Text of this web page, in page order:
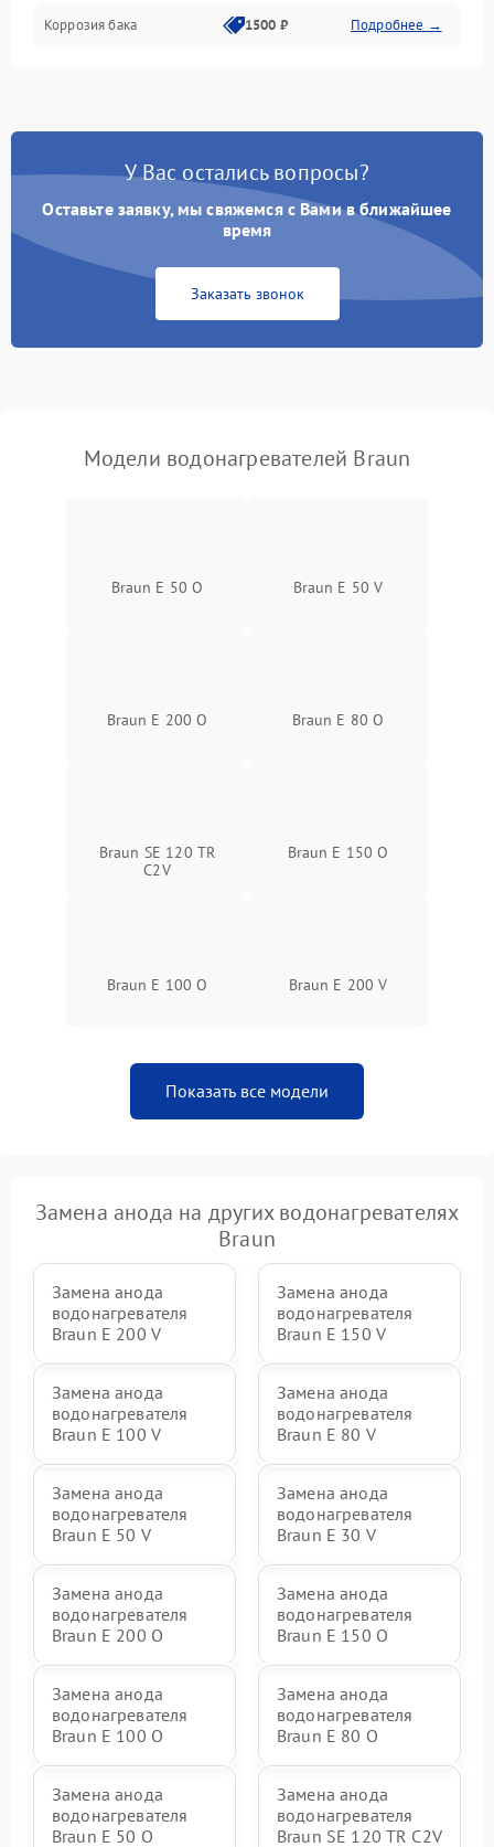
Коррозия бака 1500 ₽ Подробнее →
У Вас остались вопросы?
Оставьте заявку, мы свяжемся с Вами в ближайшее
время
Заказать звонок
Модели водонагревателей Braun
Braun E 50 O Braun E 50 V
Braun E 200 O Braun E 80 O
Braun SE 120 TR
C2V
Braun E 150 O
Braun E 100 O Braun E 200 V
Показать все модели
Замена анода на других водонагревателях
Braun
Замена анода
водонагревателя
Braun E 200 V
Замена анода
водонагревателя
Braun E 150 V
Замена анода
водонагревателя
Braun E 100 V
Замена анода
водонагревателя
Braun E 80 V
Замена анода
водонагревателя
Braun E 50 V
Замена анода
водонагревателя
Braun E 30 V
Замена анода
водонагревателя
Braun E 200 O
Замена анода
водонагревателя
Braun E 150 O
Замена анода
водонагревателя
Braun E 100 O
Замена анода
водонагревателя
Braun E 80 O
Замена анода
водонагревателя
Braun E 50 O
Замена анода
водонагревателя
Braun SE 120 TR C2V